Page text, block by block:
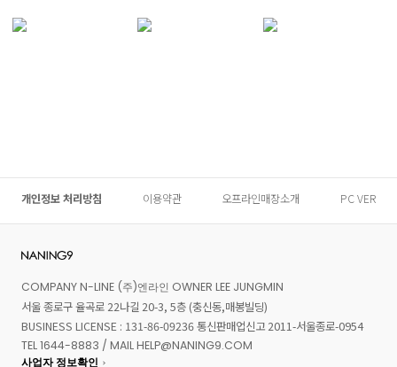
개인정보 처리방침 이용약관 오프라인매장소개 PC VER
COMPANY N-LINE (주)엔라인 OWNER LEE JUNGMIN
서울 종로구 율곡로 22나길 20-3, 5층 (충신동,매봉빌딩)
BUSINESS LICENSE : 131-86-09236 통신판매업신고 2011-서울종로-0954
TEL 1644-8883 / MAIL HELP@NANING9.COM
사업자 정보확인